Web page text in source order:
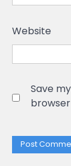
Website
Save